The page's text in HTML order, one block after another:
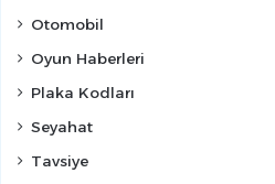
Otomobil
Oyun Haberleri
Plaka Kodları
Seyahat
Tavsiye